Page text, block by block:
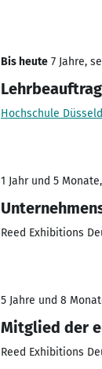
Bis heute 7 Jahre,
Hochschule
1 Jahr und 5
Reed Exhibitions
5 Jahre und 8
Mitglied der
Reed Exhibitions